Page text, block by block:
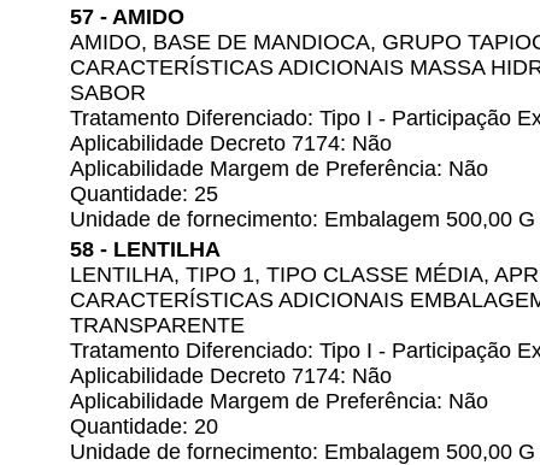
57 - AMIDO
AMIDO, BASE DE MANDIOCA, GRUPO
CARACTERÍSTICAS ADICIONAIS MASSA
SABOR
Tratamento Diferenciado: Tipo I - Participação
Aplicabilidade Decreto 7174: Não
Aplicabilidade Margem de Preferência: Não
Quantidade: 25
Unidade de fornecimento: Embalagem 500,00 G
58 - LENTILHA
LENTILHA, TIPO 1, TIPO CLASSE MÉDIA,
CARACTERÍSTICAS ADICIONAIS
TRANSPARENTE
Tratamento Diferenciado: Tipo I - Participação
Aplicabilidade Decreto 7174: Não
Aplicabilidade Margem de Preferência: Não
Quantidade: 20
Unidade de fornecimento: Embalagem 500,00 G